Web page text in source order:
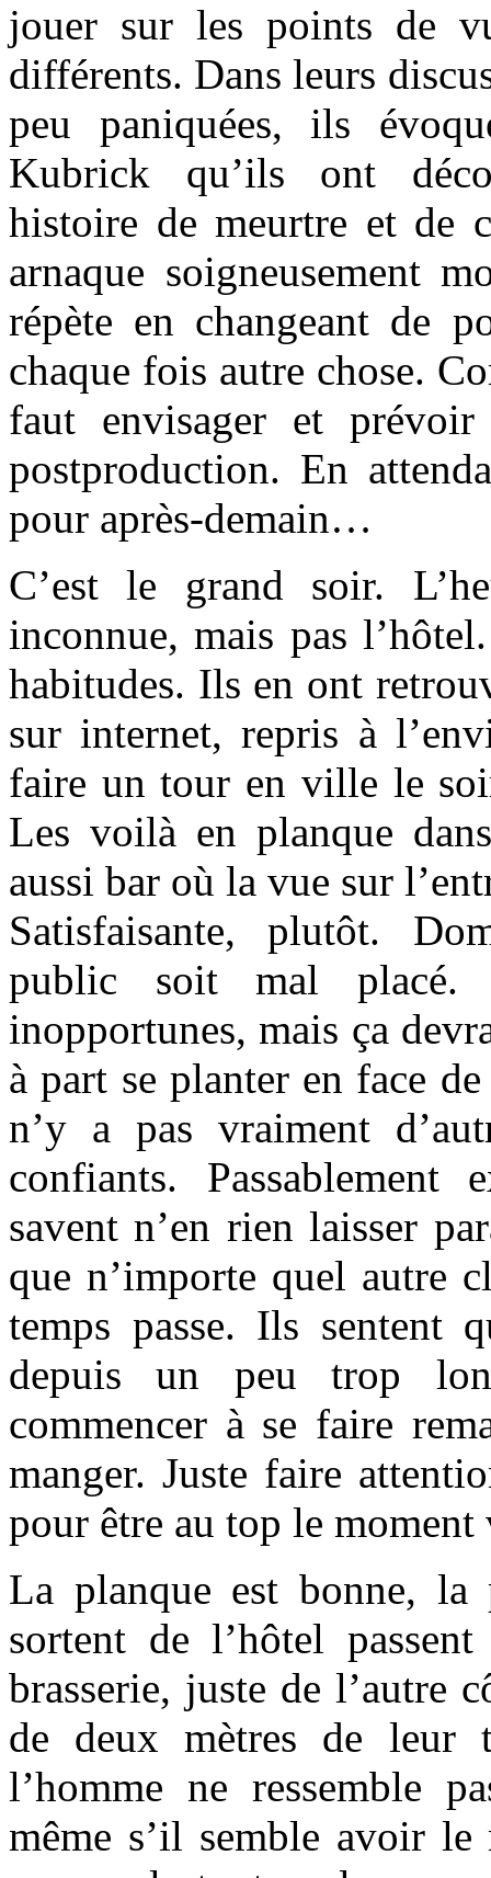
jouer sur les points de
différents. Dans leurs
peu paniquées, ils
Kubrick qu’ils ont
histoire de meurtre et de
arnaque soigneusement
répète en changeant de
chaque fois autre chose.
faut envisager et
postproduction. En
pour après-demain…
C’est le grand soir.
inconnue, mais pas
habitudes. Ils en ont
sur internet, repris à
faire un tour en ville le
Les voilà en planque
aussi bar où la vue sur
Satisfaisante, plutôt.
public soit mal
inopportunes, mais ça
à part se planter en face
n’y a pas vraiment
confiants.
savent n’en rien laisser
que n’importe quel autre
temps passe. Ils sentent
depuis un peu trop
commencer à se faire
manger. Juste faire
pour être au top le moment
La planque est bonne,
sortent de l’hôtel
brasserie, juste de l’autre
de deux mètres de leur
l’homme ne ressemble
même s’il semble avoir le